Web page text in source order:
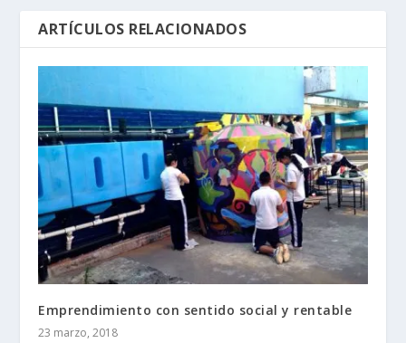
ARTÍCULOS RELACIONADOS
Emprendimiento con sentido social y rentable
23 marzo, 2018